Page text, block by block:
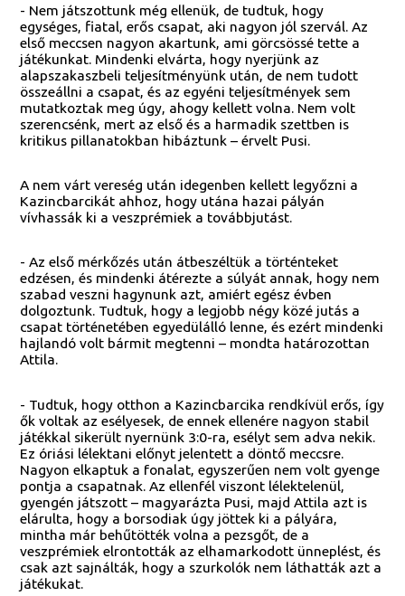
- Nem játszottunk még ellenük, de tudtuk, hogy
egységes, fiatal, erős csapat, aki nagyon jól szervál. Az
első meccsen nagyon akartunk, ami görcsössé tette a
játékunkat. Mindenki elvárta, hogy nyerjünk az
alapszakaszbeli teljesítményünk után, de nem tudott
összeállni a csapat, és az egyéni teljesítmények sem
mutatkoztak meg úgy, ahogy kellett volna. Nem volt
szerencsénk, mert az első és a harmadik szettben is
kritikus pillanatokban hibáztunk – érvelt Pusi.
A nem várt vereség után idegenben kellett legyőzni a
Kazincbarcikát ahhoz, hogy utána hazai pályán
vívhassák ki a veszprémiek a továbbjutást.
- Az első mérkőzés után átbeszéltük a történteket
edzésen, és mindenki átérezte a súlyát annak, hogy nem
szabad veszni hagynunk azt, amiért egész évben
dolgoztunk. Tudtuk, hogy a legjobb négy közé jutás a
csapat történetében egyedülálló lenne, és ezért mindenki
hajlandó volt bármit megtenni – mondta határozottan
Attila.
- Tudtuk, hogy otthon a Kazincbarcika rendkívül erős, így
ők voltak az esélyesek, de ennek ellenére nagyon stabil
játékkal sikerült nyernünk 3:0-ra, esélyt sem adva nekik.
Ez óriási lélektani előnyt jelentett a döntő meccsre.
Nagyon elkaptuk a fonalat, egyszerűen nem volt gyenge
pontja a csapatnak. Az ellenfél viszont lélektelenül,
gyengén játszott – magyarázta Pusi, majd Attila azt is
elárulta, hogy a borsodiak úgy jöttek ki a pályára,
mintha már behűtötték volna a pezsgőt, de a
veszprémiek elrontották az elhamarkodott ünneplést, és
csak azt sajnálták, hogy a szurkolók nem láthatták azt a
játékukat.